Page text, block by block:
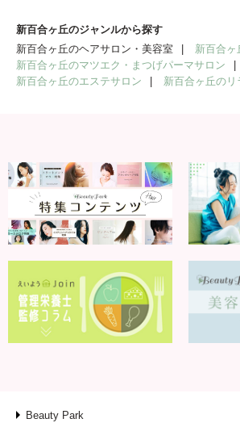
新百合ヶ丘のジャンルから探す
新百合ヶ丘のヘアサロン・美容室
新百合ヶ
新百合ヶ丘のマツエク・まつげパーマサロン
新百合ヶ丘のエステサロン
新百合ヶ丘の
Beauty Park